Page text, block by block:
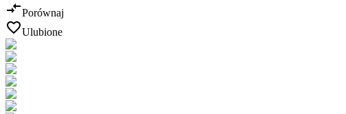
Porównaj
Ulubione